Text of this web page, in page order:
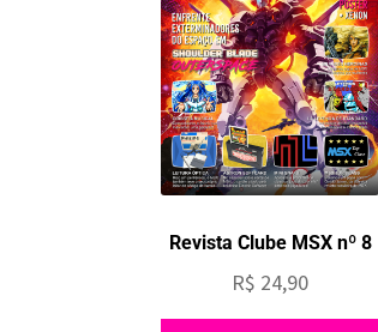
Revista Clube MSX nº 8
R$ 24,90